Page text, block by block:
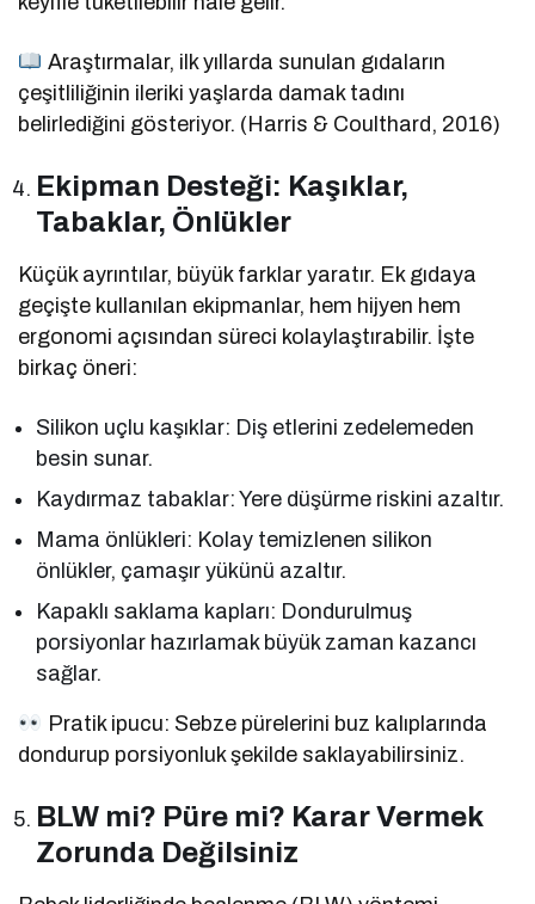
Araştırmalar, ilk yıllarda sunulan gıdaların
çeşitliliğinin ileriki yaşlarda damak tadını
belirlediğini gösteriyor. (Harris & Coulthard, 2016)
Ekipman Desteği: Kaşıklar,
Tabaklar, Önlükler
Küçük ayrıntılar, büyük farklar yaratır. Ek gıdaya
geçişte kullanılan ekipmanlar, hem hijyen hem
ergonomi açısından süreci kolaylaştırabilir. İşte
birkaç öneri:
Silikon uçlu kaşıklar: Diş etlerini zedelemeden
besin sunar.
Kaydırmaz tabaklar: Yere düşürme riskini azaltır.
Mama önlükleri: Kolay temizlenen silikon
önlükler, çamaşır yükünü azaltır.
Kapaklı saklama kapları: Dondurulmuş
porsiyonlar hazırlamak büyük zaman kazancı
sağlar.
Pratik ipucu: Sebze pürelerini buz kalıplarında
dondurup porsiyonluk şekilde saklayabilirsiniz.
BLW mi? Püre mi? Karar Vermek
Zorunda Değilsiniz